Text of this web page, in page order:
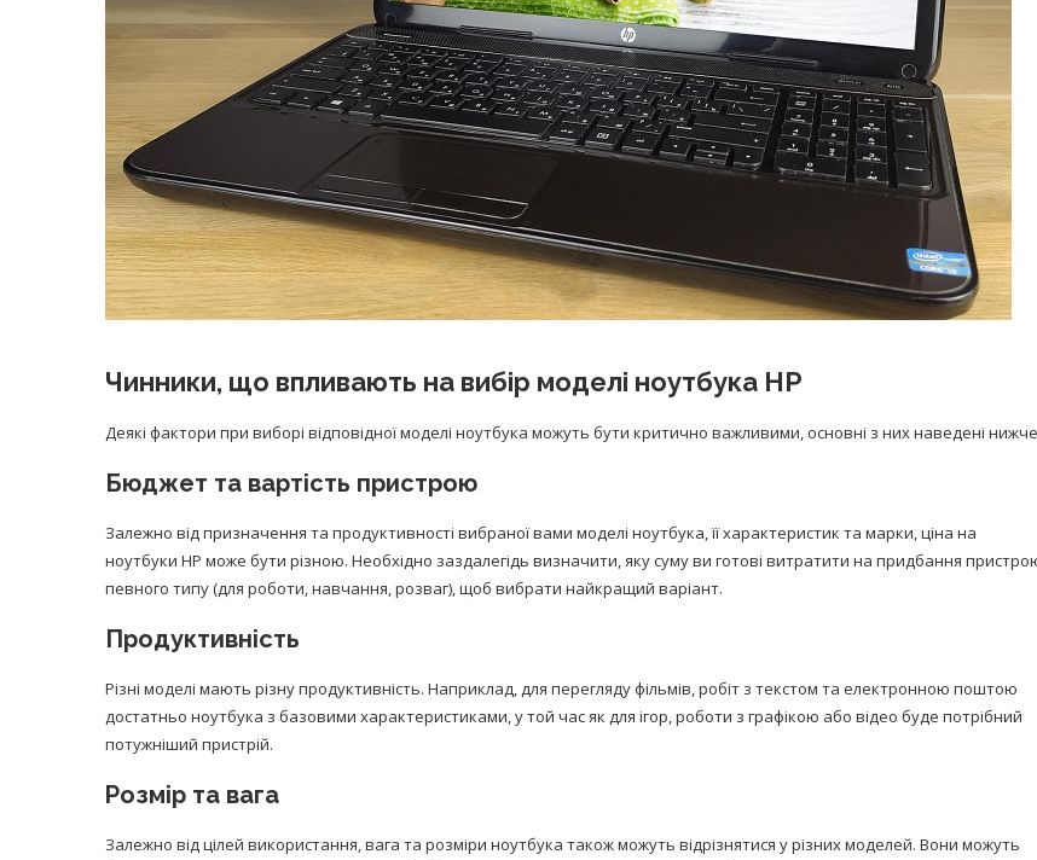
Чинники, що впливають на вибір моделі ноутбука HP
Деякі фактори при виборі відповідної моделі ноутбука можуть бути критично важливими, основні з них наведені
Бюджет та вартість пристрою
Залежно від призначення та продуктивності вибраної вами моделі ноутбука, її характеристик та марки, ціна на
ноутбуки HP може бути різною. Необхідно заздалегідь визначити, яку суму ви готові витратити на придбання
певного типу (для роботи, навчання, розваг), щоб вибрати найкращий варіант.
Продуктивність
Різні моделі мають різну продуктивність. Наприклад, для перегляду фільмів, робіт з текстом та електронною поштою
достатньо ноутбука з базовими характеристиками, у той час як для ігор, роботи з графікою або відео буде потрібний
потужніший пристрій.
Розмір та вага
Залежно від цілей використання, вага та розміри ноутбука також можуть відрізнятися у різних моделей. Вони можуть